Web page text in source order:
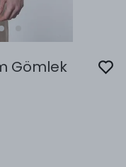
Gömlek